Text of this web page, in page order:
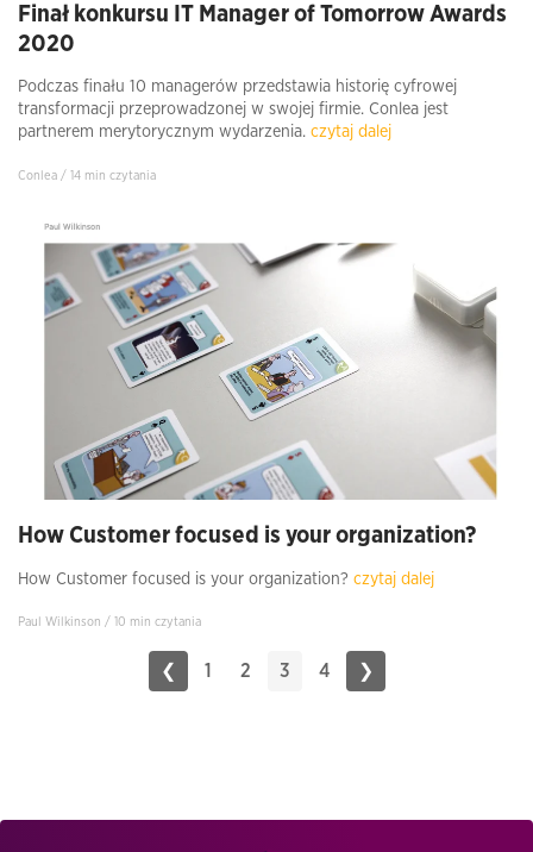
Finał konkursu IT Manager of Tomorrow Awards
2020
Podczas finału 10 managerów przedstawia historię cyfrowej
transformacji przeprowadzonej w swojej firmie. Conlea jest
partnerem merytorycznym wydarzenia. czytaj dalej
Conlea / 14 min czytania
How Customer focused is your organization?
How Customer focused is your organization? czytaj dalej
Paul Wilkinson / 10 min czytania
❮ 1 2 3 4 ❯